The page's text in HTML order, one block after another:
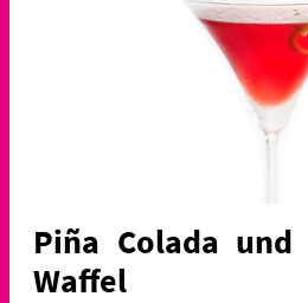
Piña Colada
Waffel